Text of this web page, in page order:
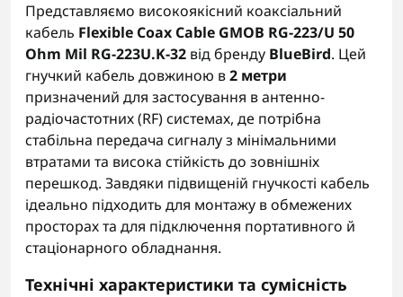
Представляємо високоякісний коаксіальний
кабель Flexible Coax Cable GMOB RG-223/U 50
Ohm Mil RG-223U.K-32 від бренду BlueBird. Цей
гнучкий кабель довжиною в2 метри
призначений для застосування в антенно-
радіочастотних (RF) системах, де потрібна
стабільна передача сигналу з мінімальними
втратами та висока стійкість до зовнішніх
перешкод. Завдяки підвищеній гнучкості кабель
ідеально підходить для монтажу в обмежених
просторах та для підключення портативного й
стаціонарного обладнання.
Технічні характеристики та сумісність